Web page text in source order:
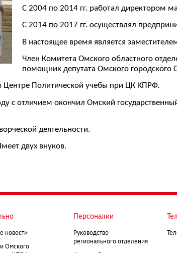
C 2004 по 2014 гг. работал директором
С 2014 по 2017 гг. осуществлял
В настоящее время является
Член Комитета Омского областного
помощник депутата Омского
Центре Политической учебы при ЦК КПРФ.
с отличием окончил Омский
деятельности.
двух внуков.
новости
Омского
Персоналии
Руководство
регионального отделения